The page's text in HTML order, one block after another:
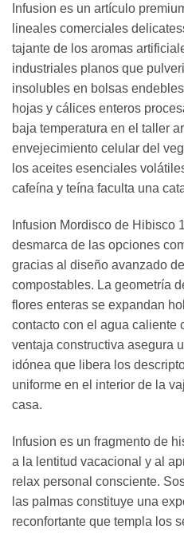
Infusion es un artículo
lineales comerciales
tajante de los aromas
industriales planos que
insolubles en bolsas
hojas y cálices enteros
baja temperatura en el taller
envejecimiento celular del
los aceites esenciales
cafeína y teína faculta una
Infusion Mordisco de Hibisco
desmarca de las opciones
gracias al diseño avanzado
compostables. La geometría
flores enteras se expandan
contacto con el agua caliente
ventaja constructiva asegura
idónea que libera los
uniforme en el interior de la
casa.
Infusion es un fragmento de
a la lentitud vacacional y al
relax personal consciente.
las palmas constituye una
reconfortante que templa los